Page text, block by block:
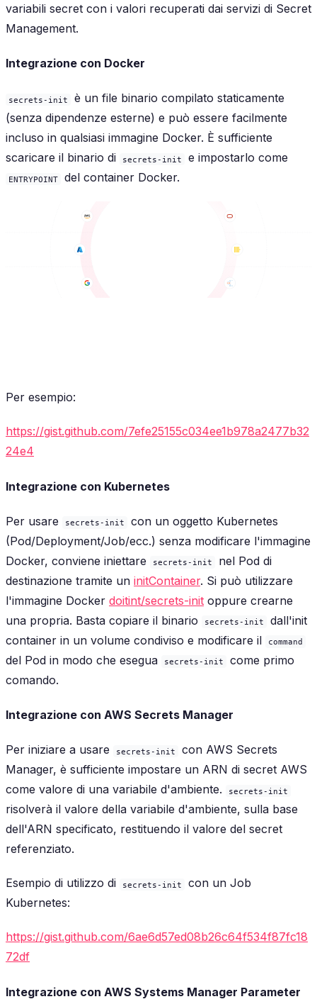
variabili secret con i valori recuperati dai servizi di Secret
Management.
Integrazione con Docker
secrets-init
è un file binario compilato staticamente
(senza dipendenze esterne) e può essere facilmente
incluso in qualsiasi immagine Docker. È sufficiente
scaricare il binario di
secrets-init e impostarlo come
ENTRYPOINT del container Docker.
Per esempio:
https://gist.github.com/7efe25155c034ee1b978a2477b32
24e4
Integrazione con Kubernetes
Per usare secrets-init
con un oggetto Kubernetes
(Pod/Deployment/Job/ecc.) senza modificare l'immagine
Docker, conviene iniettare
secrets-init
nel Pod di
destinazione tramite un initContainer. Si può utilizzare
l'immagine Docker doitint/secrets-init oppure crearne
una propria. Basta copiare il binario
secrets-init
dall'init
container in un volume condiviso e modificare il
command
del Pod in modo che esegua secrets-init
come primo
comando.
Integrazione con AWS Secrets Manager
Per iniziare a usare secrets-init
con AWS Secrets
Manager, è sufficiente impostare un ARN di secret AWS
come valore di una variabile d'ambiente.
secrets-init
risolverà il valore della variabile d'ambiente, sulla base
dell'ARN specificato, restituendo il valore del secret
referenziato.
Esempio di utilizzo di secrets-init
con un Job
Kubernetes:
https://gist.github.com/6ae6d57ed08b26c64f534f87fc18
72df
Integrazione con AWS Systems Manager Parameter